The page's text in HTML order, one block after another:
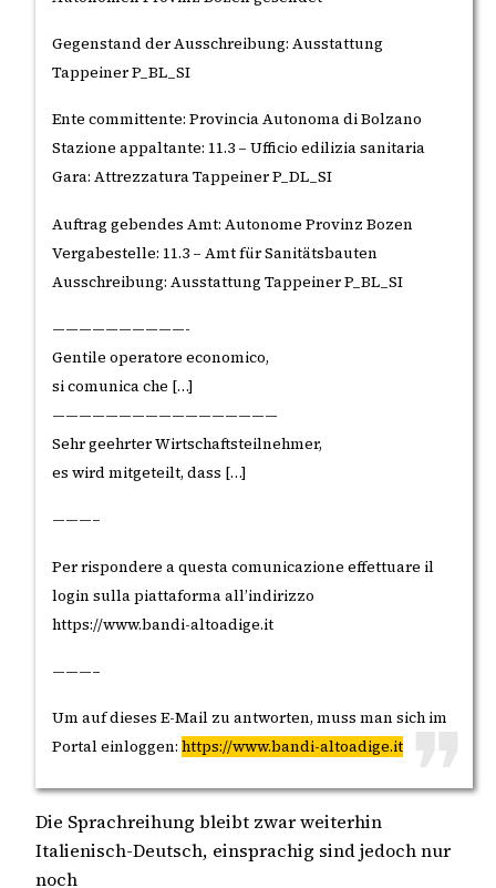
Gegenstand der Ausschreibung: Ausstattung
Tappeiner P_BL_SI
Ente committente: Provincia Autonoma di Bolzano
Stazione appaltante: 11.3 – Ufficio edilizia sanitaria
Gara: Attrezzatura Tappeiner P_DL_SI
Auftrag gebendes Amt: Autonome Provinz Bozen
Vergabestelle: 11.3 – Amt für Sanitätsbauten
Ausschreibung: Ausstattung Tappeiner P_BL_SI
——————————-
Gentile operatore economico,
si comunica che […]
—————————————————
Sehr geehrter Wirtschaftsteilnehmer,
es wird mitgeteilt, dass […]
———–
Per rispondere a questa comunicazione effettuare il
login sulla piattaforma all’indirizzo
https://www.bandi-altoadige.it
———–
Um auf dieses E-Mail zu antworten, muss man sich im
Portal einloggen: https://www.bandi-altoadige.it
Die Sprachreihung bleibt zwar weiterhin
Italienisch-Deutsch, einsprachig sind jedoch nur
noch